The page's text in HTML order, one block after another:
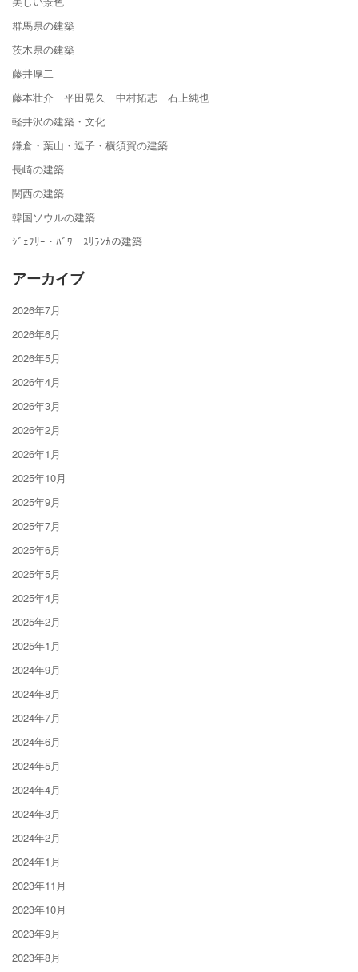
群馬県の建築
茨木県の建築
藤井厚二
藤本壮介 平田晃久 中村拓志 石上純也
軽井沢の建築・文化
鎌倉・葉山・逗子・横須賀の建築
長崎の建築
関西の建築
韓国ソウルの建築
ｼﾞｪﾌﾘｰ・ﾊﾞﾜ ｽﾘﾗﾝｶの建築
アーカイブ
2026年7月
2026年6月
2026年5月
2026年4月
2026年3月
2026年2月
2026年1月
2025年10月
2025年9月
2025年7月
2025年6月
2025年5月
2025年4月
2025年2月
2025年1月
2024年9月
2024年8月
2024年7月
2024年6月
2024年5月
2024年4月
2024年3月
2024年2月
2024年1月
2023年11月
2023年10月
2023年9月
2023年8月